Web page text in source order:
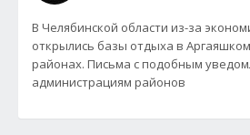
В Челябинской области из-за
открылись базы отдыха в
районах. Письма с подобным
администрациям районов